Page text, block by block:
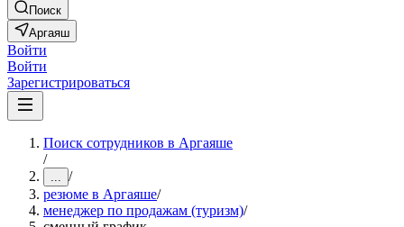
Поиск
Аргаяш
Войти
Войти
Зарегистрироваться
Поиск сотрудников в Аргаяше
/
... /
резюме в Аргаяше/
менеджер по продажам (туризм)/